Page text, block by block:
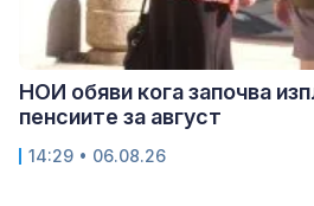
НОИ обяви кога започва
пенсиите за август
14:29 • 06.08.26